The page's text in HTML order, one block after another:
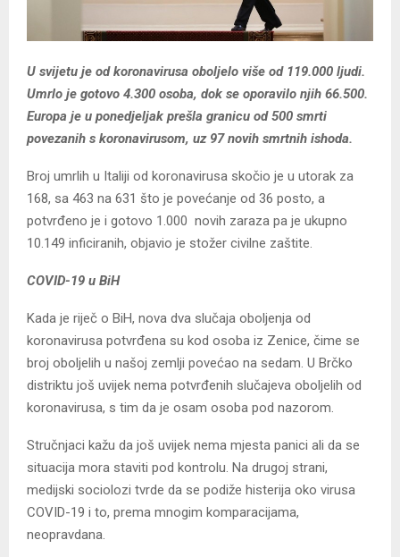
U svijetu je od koronavirusa oboljelo više od 119.000 ljudi.
Umrlo je gotovo 4.300 osoba, dok se oporavilo njih 66.500.
Europa je u ponedjeljak prešla granicu od 500 smrti
povezanih s koronavirusom, uz 97 novih smrtnih ishoda.
Broj umrlih u Italiji od koronavirusa skočio je u utorak za
168, sa 463 na 631 što je povećanje od 36 posto, a
potvrđeno je i gotovo 1.000 novih zaraza pa je ukupno
10.149 inficiranih, objavio je stožer civilne zaštite.
COVID-19 u BiH
Kada je riječ o BiH, nova dva slučaja oboljenja od
koronavirusa potvrđena su kod osoba iz Zenice, čime se
broj oboljelih u našoj zemlji povećao na sedam. U Brčko
distriktu još uvijek nema potvrđenih slučajeva oboljelih od
koronavirusa, s tim da je osam osoba pod nazorom.
Stručnjaci kažu da još uvijek nema mjesta panici ali da se
situacija mora staviti pod kontrolu. Na drugoj strani,
medijski sociolozi tvrde da se podiže histerija oko virusa
COVID-19 i to, prema mnogim komparacijama,
neopravdana.